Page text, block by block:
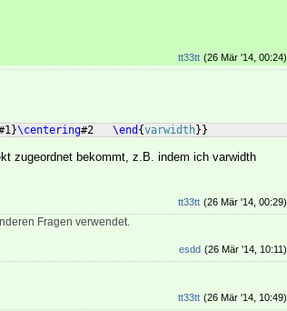
(26 Mär '14, 00:24)
tt33tt
}\centering#2 \end {varwidth} }
zugeordnet bekommt, z.B. indem ich varwidth
(26 Mär '14, 00:29)
tt33tt
Fragen verwendet.
(26 Mär '14, 10:11)
esdd
(26 Mär '14, 10:49)
tt33tt